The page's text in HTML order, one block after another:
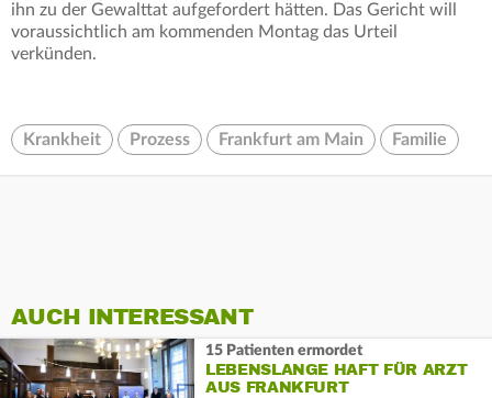
ihn zu der Gewalttat aufgefordert hätten. Das Gericht will
voraussichtlich am kommenden Montag das Urteil
verkünden.
Krankheit Prozess Frankfurt am Main Familie
AUCH INTERESSANT
15 Patienten ermordet
LEBENSLANGE HAFT FÜR ARZT
AUS FRANKFURT